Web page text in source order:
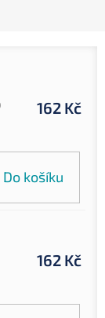
162 Kč
Do košíku
162 Kč